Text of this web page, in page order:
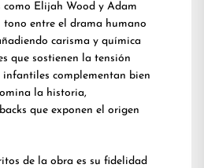
Elijah Wood y Adam
tono entre el drama humano
carisma y química
que sostienen la tensión
complementan bien
la historia,
que exponen el origen
de la obra es su fidelidad